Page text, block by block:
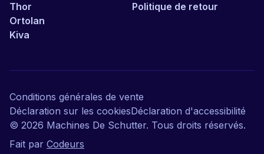
Thor
Ortolan
Kiva
Politique de retour
© 2026 Machines De Schutter. Tous droits réservés.
Fait par Codeurs
Conditions générales de vente
Déclaration sur les cookiesDéclaration d'accessibilité